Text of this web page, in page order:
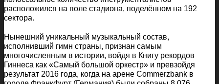
расположился на поле стадиона, поделённом на 192
сектора.
Нынешний уникальный музыкальный состав,
исполнивший гимн страны, признан самым
многочисленным в истории, войдя в Книгу рекордов
Гиннеса как «Самый большой оркестр» и превзойдя
результат 2016 года, когда на арене Commerzbank в